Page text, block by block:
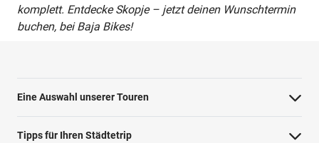
komplett. Entdecke Skopje – jetzt deinen Wunschtermin
buchen, bei Baja Bikes!
Eine Auswahl unserer Touren
Barcelona Highlights Tour
Tipps für Ihren Städtetrip